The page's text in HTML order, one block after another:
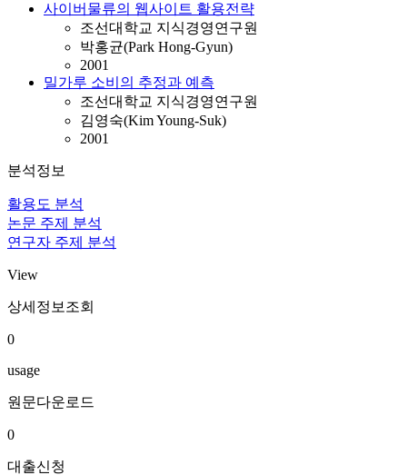
사이버물류의 웹사이트 활용전략
조선대학교 지식경영연구원
박홍균(Park Hong-Gyun)
2001
밀가루 소비의 추정과 예측
조선대학교 지식경영연구원
김영숙(Kim Young-Suk)
2001
분석정보
활용도 분석
논문 주제 분석
연구자 주제 분석
View
상세정보조회
0
usage
원문다운로드
0
대출신청